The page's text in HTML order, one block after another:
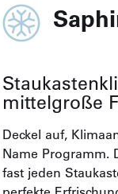
mittelgroße
Deckel auf,
Name Programm.
fast jeden